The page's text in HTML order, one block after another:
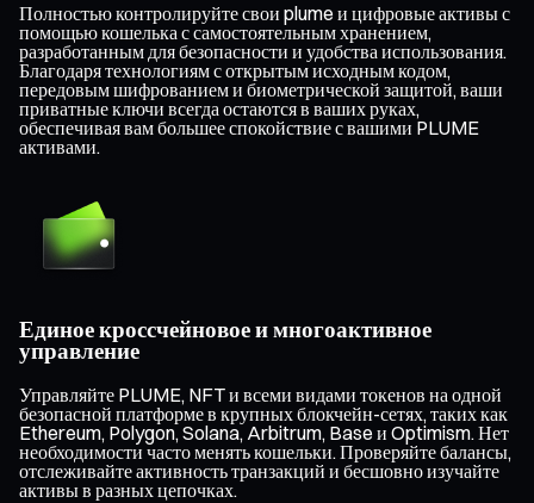
Полностью контролируйте свои plume и цифровые активы с
помощью кошелька с самостоятельным хранением,
разработанным для безопасности и удобства использования.
Благодаря технологиям с открытым исходным кодом,
передовым шифрованием и биометрической защитой, ваши
приватные ключи всегда остаются в ваших руках,
обеспечивая вам большее спокойствие с вашими PLUME
активами.
Единое кроссчейновое и многоактивное
управление
Управляйте PLUME, NFT и всеми видами токенов на одной
безопасной платформе в крупных блокчейн-сетях, таких как
Ethereum, Polygon, Solana, Arbitrum, Base и Optimism. Нет
необходимости часто менять кошельки. Проверяйте балансы,
отслеживайте активность транзакций и бесшовно изучайте
активы в разных цепочках.